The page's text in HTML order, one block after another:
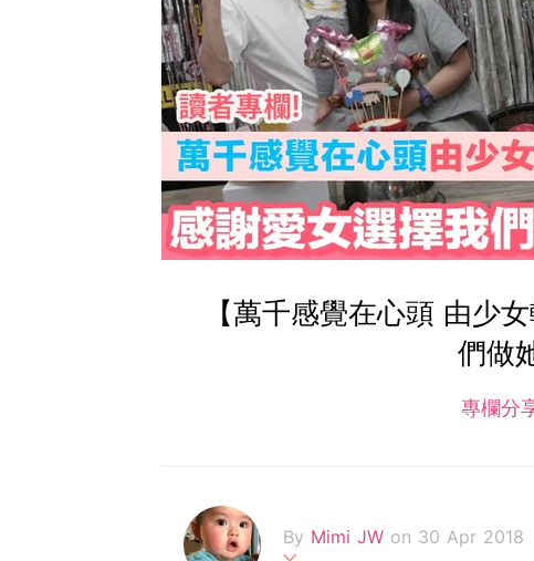
【萬千感覺在心頭 由少
們做
專欄分
By Mimi JW on 30 Apr 2018